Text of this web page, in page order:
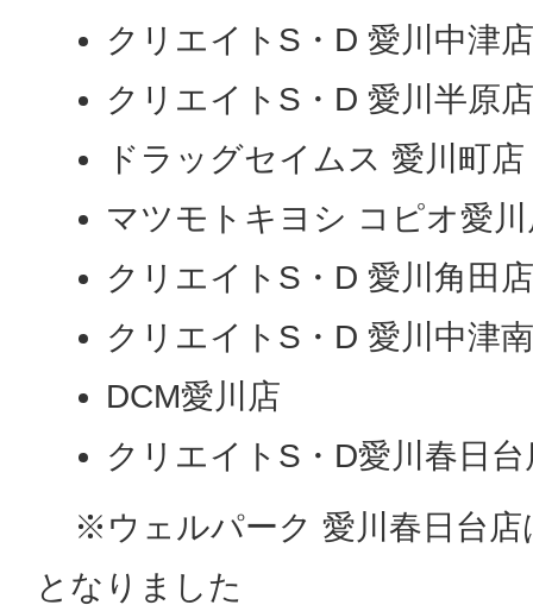
クリエイトS・D 愛川中津
クリエイトS・D 愛川半原
ドラッグセイムス 愛川町店
マツモトキヨシ コピオ愛
クリエイトS・D 愛川角田
クリエイトS・D 愛川中津
DCM愛川店
クリエイトS・D愛川春日台
※ウェルパーク 愛川春日台店
となりました